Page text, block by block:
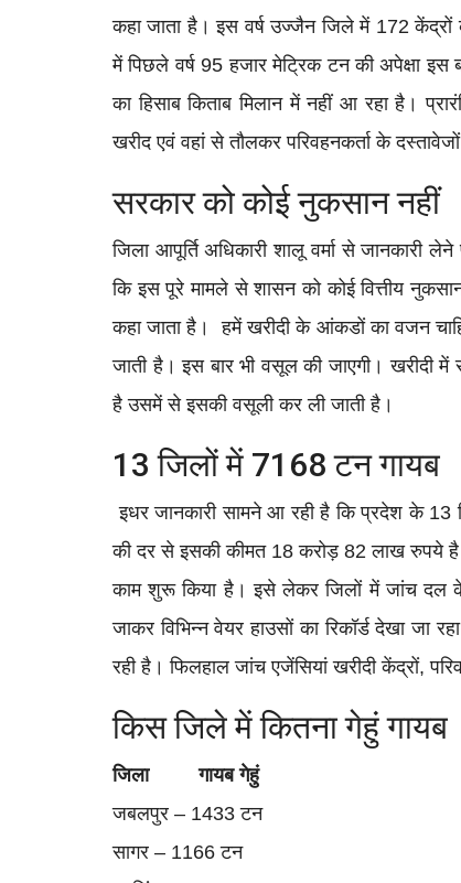
कहा जाता है। इस वर्ष उज्जैन जिले में 172
में पिछले वर्ष 95 हजार मेट्रिक टन की अपेक्षा
का हिसाब किताब मिलान में नहीं आ रहा है।
खरीद एवं वहां से तौलकर परिवहनकर्ता के
सरकार को कोई नुकसान नहीं
जिला आपूर्ति अधिकारी शालू वर्मा से जानकारी
कि इस पूरे मामले से शासन को कोई वित्तीय
कहा जाता है। हमें खरीदी के आंकडों का वजन
जाती है। इस बार भी वसूल की जाएगी। खरीदी में
है उसमें से इसकी वसूली कर ली जाती है।
13 जिलों में 7168 टन गायब
इधर जानकारी सामने आ रही है कि प्रदेश के
की दर से इसकी कीमत 18 करोड़ 82 लाख रुपये
काम शुरू किया है। इसे लेकर जिलों में जांच दल
जाकर विभिन्न वेयर हाउसों का रिकॉर्ड देखा जा
रही है। फिलहाल जांच एजेंसियां खरीदी केंद्रों,
किस जिले में कितना गेहुं गायब
जिला गायब गेहुं
जबलपुर – 1433 टन
सागर – 1166 टन